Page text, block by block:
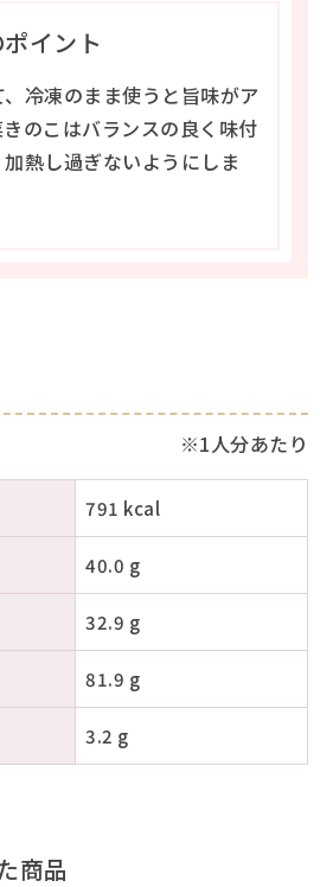
イント
冷凍のまま使うと旨味がア
のこはバランスの良く味付
熱し過ぎないようにしま
※1人分あたり
791 kcal
40.0 g
32.9 g
81.9 g
3.2 g
商品